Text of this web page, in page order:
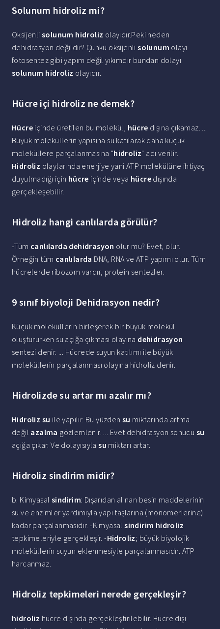
Solunum hidroliz mi?
Oksijenli solunum hidroliz olayıdır.Peki neden
dehidrasyon değildir? Çünkü oksijenlisolunum olayı
fotosentez gibi yapım değil yıkımdır bundan dolayı
solunum hidroliz olayıdır.
Hücre içi hidroliz ne demek?
Hücre içinde üretilen bu molekül, hücre dışına çıkamaz. ...
Büyük moleküllerin yapısına su katılarak daha küçük
moleküllere parçalanmasına "hidroliz" adı verilir.
Hidroliz olaylarında enerjiye yani ATP molekülüne ihtiyaç
duyulmadığı için hücre içinde veya hücre dışında
gerçekleşebilir.
Hidroliz hangi canlılarda görülür?
-Tüm canlılarda dehidrasyon olur mu? Evet, olur.
Örneğin tüm canlılarda DNA, RNA ve ATP yapımı olur. Tüm
hücrelerde ribozom vardır, protein sentezler.
9 sınıf biyoloji Dehidrasyon nedir?
Küçük moleküllerin birleşerek bir büyük molekül
oluştururken su açığa çıkması olayına dehidrasyon
sentezi denir. ... Hücrede suyun katılımı ile büyük
moleküllerin parçalanması olayına hidroliz denir.
Hidrolizde su artar mı azalır mı?
Hidroliz su ile yapılır. Bu yüzdensu miktarında artma
değil azalma gözlemlenir. ... Evet dehidrasyon sonucu su
açığa çıkar. Ve dolayısıylasu miktarı artar.
Hidroliz sindirim midir?
b. Kimyasal sindirim: Dışarıdan alınan besin maddelerinin
su ve enzimler yardımıyla yapı taşlarına (monomerlerine)
kadar parçalanmasıdır. -Kimyasalsindirim hidroliz
tepkimeleriyle gerçekleşir. -Hidroliz; büyük biyolojik
moleküllerin suyun eklenmesiyle parçalanmasıdır. ATP
harcanmaz.
Hidroliz tepkimeleri nerede gerçekleşir?
hidroliz hücre dışında gerçekleştirilebilir. Hücre dışı